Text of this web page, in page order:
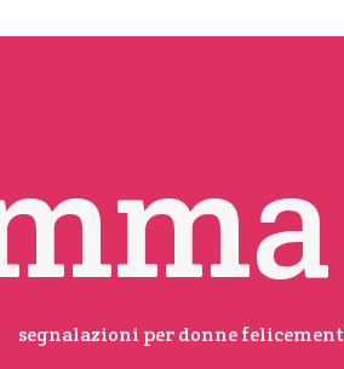
segnalazioni per donne